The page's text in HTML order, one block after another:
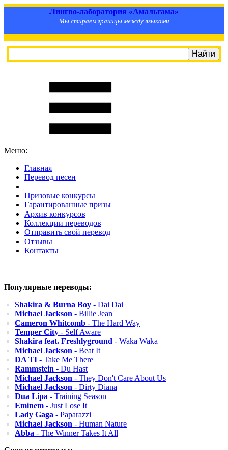
Лингво-лаборатория «Амальгама»
Мы стираем границы между языками
Меню:
Главная
Перевод песен
Призовые конкурсы
Гарантированные призы
Архив конкурсов
Коллекции переводов
Отправить свой перевод
Отзывы
Контакты
Популярные переводы:
Shakira & Burna Boy - Dai Dai
Michael Jackson - Billie Jean
Cameron Whitcomb - The Hard Way
Temper City - Self Aware
Shakira feat. Freshlyground - Waka Waka
Michael Jackson - Beat It
DA TI - Take Me There
Rammstein - Du Hast
Michael Jackson - They Don't Care About Us
Michael Jackson - Dirty Diana
Dua Lipa - Training Season
Eminem - Just Lose It
Lady Gaga - Paparazzi
Michael Jackson - Human Nature
Abba - The Winner Takes It All